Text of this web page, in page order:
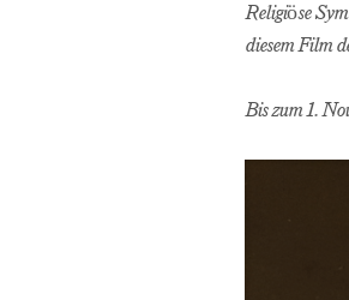
Religiöse
diesem Film
Bis zum 1.